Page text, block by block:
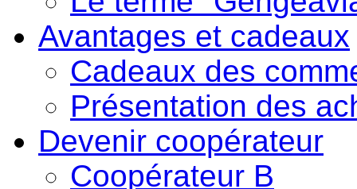
Avantages et cadeaux
Cadeaux des
Présentation des
Devenir coopérateur
Coopérateur B